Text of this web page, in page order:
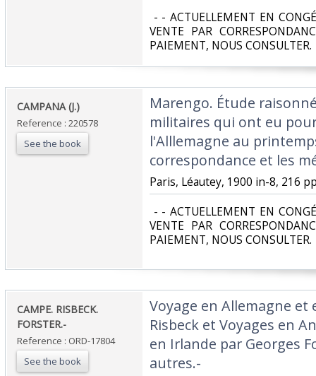
- - ACTUELLEMENT EN
VENTE PAR
PAIEMENT, NOUS CONSULTER.‎
‎CAMPANA (J.)‎
Reference : 220578
See the book
‎Marengo. Étude
militaires qui ont eu
l'Alllemagne au
correspondance et les
‎Paris, Léautey, 1900 in-8, 216
- - ACTUELLEMENT EN
VENTE PAR
PAIEMENT, NOUS CONSULTER.‎
‎CAMPE. RISBECK.
FORSTER.-‎
Reference : ORD-17804
See the book
‎Voyage en Allemagne et
Risbeck et Voyages en
en Irlande par Georges
autres.-‎